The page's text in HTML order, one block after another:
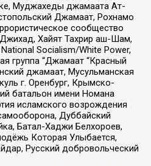
Муджахеды джамаата Ат-
Джамаат, Рохнамо
сообщество
Хайят Тахрир аш-Шам,
Socialism/White Power,
группа “Джамаат “Красный
джамаат, Мусульманская
г. Оренбург, Крымско-
батальон имени Номана
исламского возрождения
Дуббайский
Батал-Хаджи Белхороев,
Которая Улыбается,
Русский добровольческий